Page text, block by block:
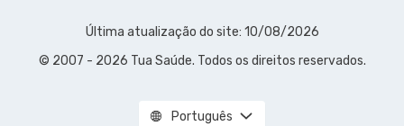
Última atualização do site: 10/08/2026
© 2007 - 2026 Tua Saúde. Todos os direitos reservados.
Português